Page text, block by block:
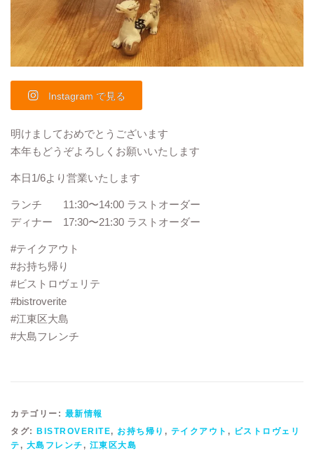
Instagram で見る
明けましておめでとうございます
本年もどうぞよろしくお願いいたします
本日1/6より営業いたします
ランチ 11:30〜14:00 ラストオーダー
ディナー 17:30〜21:30 ラストオーダー
#テイクアウト
#お持ち帰り
#ビストロヴェリテ
#bistroverite
#江東区大島
#大島フレンチ
カテゴリー: 最新情報
タグ:
BISTROVERITE, お持ち帰り , テイクアウト , ビストロヴェリ
テ , 大島フレンチ , 江東区大島